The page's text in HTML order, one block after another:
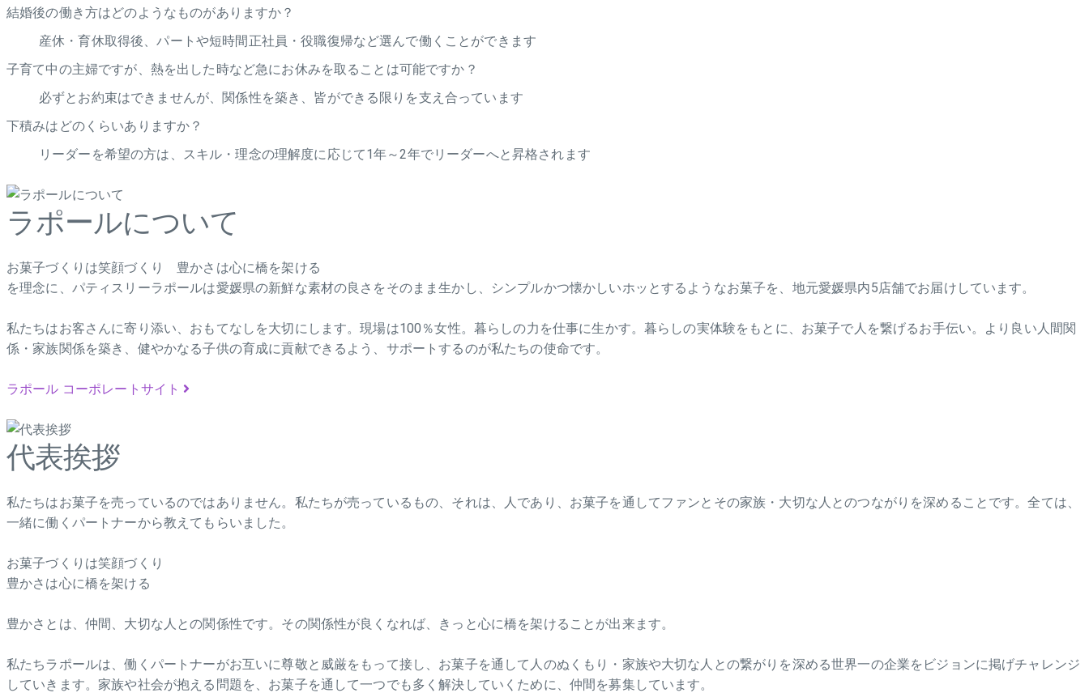
結婚後の働き方はどのようなものがありますか？
産休・育休取得後、パートや短時間正社員・役職復帰など選んで働くことができます
子育て中の主婦ですが、熱を出した時など急にお休みを取ることは可能ですか？
必ずとお約束はできませんが、関係性を築き、皆ができる限りを支え合っています
下積みはどのくらいありますか？
リーダーを希望の方は、スキル・理念の理解度に応じて1年～2年でリーダーへと昇格されます
ラポールについて
お菓子づくりは笑顔づくり 豊かさは心に橋を架ける
を理念に、パティスリーラポールは愛媛県の新鮮な素材の良さをそのまま生かし、シンプルかつ懐かしいホッとするようなお菓子を、地元愛媛県内5店舗でお届けしています。
私たちはお客さんに寄り添い、おもてなしを大切にします。現場は100％女性。暮らしの力を仕事に生かす。暮らしの実体験をもとに、お菓子で人を繋げるお手伝い。より良い人間関
係・家族関係を築き、健やかなる子供の育成に貢献できるよう、サポートするのが私たちの使命です。
ラポール コーポレートサイト
代表挨拶
私たちはお菓子を売っているのではありません。私たちが売っているもの、それは、人であり、お菓子を通してファンとその家族・大切な人とのつながりを深めることです。全ては、
一緒に働くパートナーから教えてもらいました。
お菓子づくりは笑顔づくり
豊かさは心に橋を架ける
豊かさとは、仲間、大切な人との関係性です。その関係性が良くなれば、きっと心に橋を架けることが出来ます。
私たちラポールは、働くパートナーがお互いに尊敬と威厳をもって接し、お菓子を通して人のぬくもり・家族や大切な人との繋がりを深める世界一の企業をビジョンに掲げチャレンジ
していきます。家族や社会が抱える問題を、お菓子を通して一つでも多く解決していくために、仲間を募集しています。